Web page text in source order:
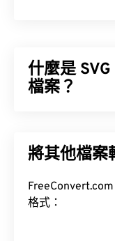
什麼是
檔案？
圖形，並支援有
整大小而不會損
處在於它並非影像
將其他檔案
FreeConvert.com
格式：